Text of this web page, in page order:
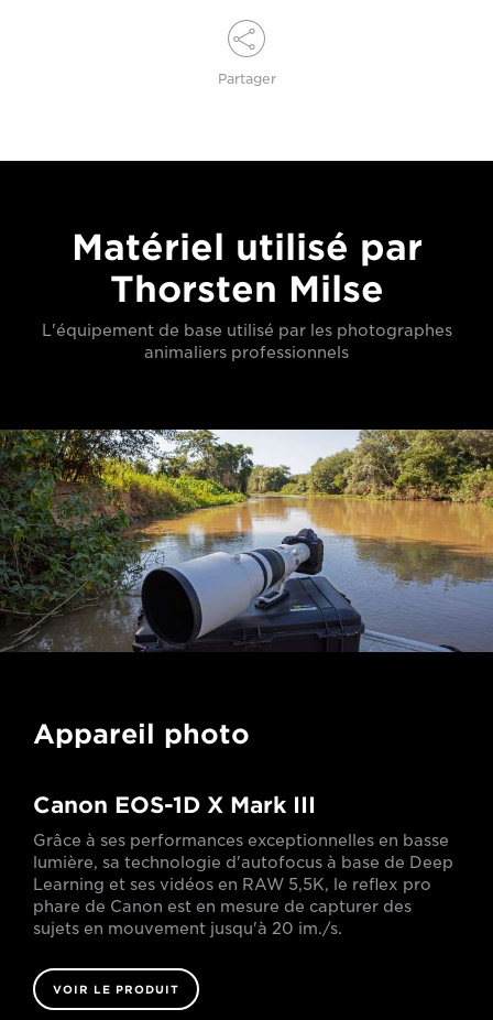
Partager
Matériel utilisé par
Thorsten Milse
L'équipement de base utilisé par les photographes
animaliers professionnels
Appareil photo
Canon EOS-1D X Mark III
Grâce à ses performances exceptionnelles en basse
lumière, sa technologie d'autofocus à base de Deep
Learning et ses vidéos en RAW 5,5K, le reflex pro
phare de Canon est en mesure de capturer des
sujets en mouvement jusqu'à 20 im./s.
VOIR LE PRODUIT